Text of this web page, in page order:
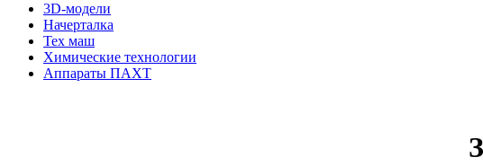
3D-модели
Начерталка
Тех маш
Химические технологии
Аппараты ПАХТ